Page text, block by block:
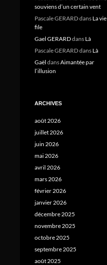
souviens d’un certain vent
Pascale GERARDdans La vie
file
Gael GERARDdans Là
Pascale GERARDdans Là
Gaël dansAimantée par
l’illusion
ARCHIVES
août 2026
juillet 2026
juin 2026
mai 2026
avril 2026
mars 2026
février 2026
janvier 2026
décembre 2025
novembre 2025
octobre 2025
septembre 2025
août 2025